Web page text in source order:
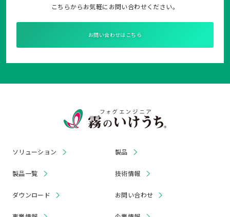
こちらからお気軽にお問い合わせください。
お問い合わせはこちら
ソリューション 製品
製品一覧 技術情報
ダウンロード お問い合わせ